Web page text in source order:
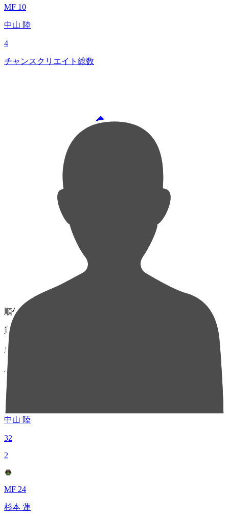
MF 10
中山 陸
4
チャンスクリエイト総数
順位
選手名
成績
1
MF 10
中山 陸
32
2
MF 24
杉本 蓮